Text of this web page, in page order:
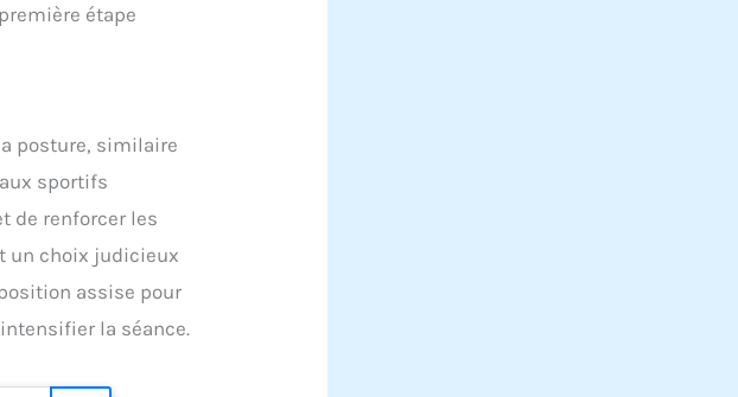
étape
posture, similaire
sportifs
de renforcer les
un choix judicieux
assise pour
la séance.